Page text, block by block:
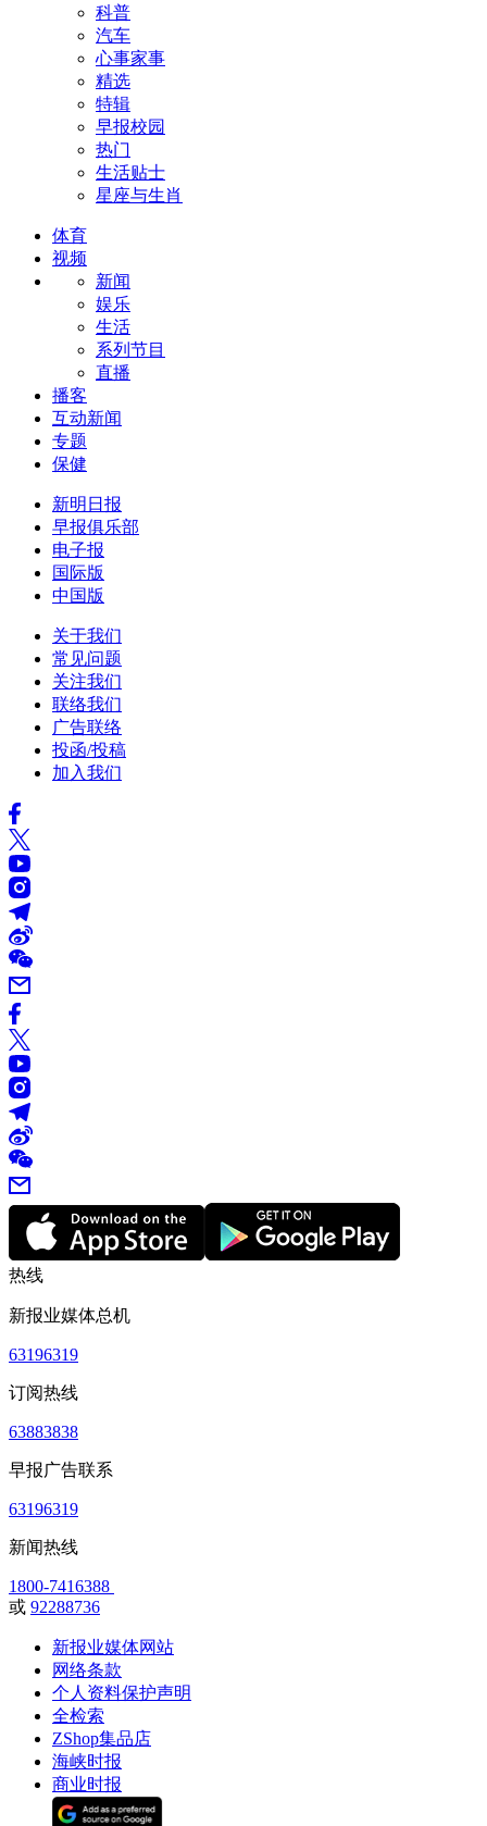
科普
汽车
心事家事
精选
特辑
早报校园
热门
生活贴士
星座与生肖
体育
视频
新闻
娱乐
生活
系列节目
直播
播客
互动新闻
专题
保健
新明日报
早报俱乐部
电子报
国际版
中国版
关于我们
常见问题
关注我们
联络我们
广告联络
投函/投稿
加入我们
热线
新报业媒体总机
63196319
订阅热线
63883838
早报广告联系
63196319
新闻热线
1800-7416388
或 92288736
新报业媒体网站
网络条款
个人资料保护声明
全检索
ZShop集品店
海峡时报
商业时报